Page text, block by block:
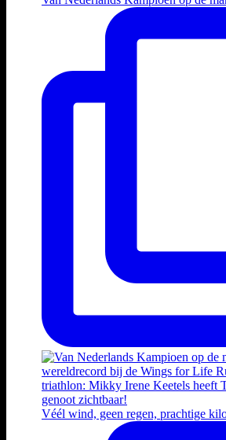
Véél wind, geen regen, prachtige